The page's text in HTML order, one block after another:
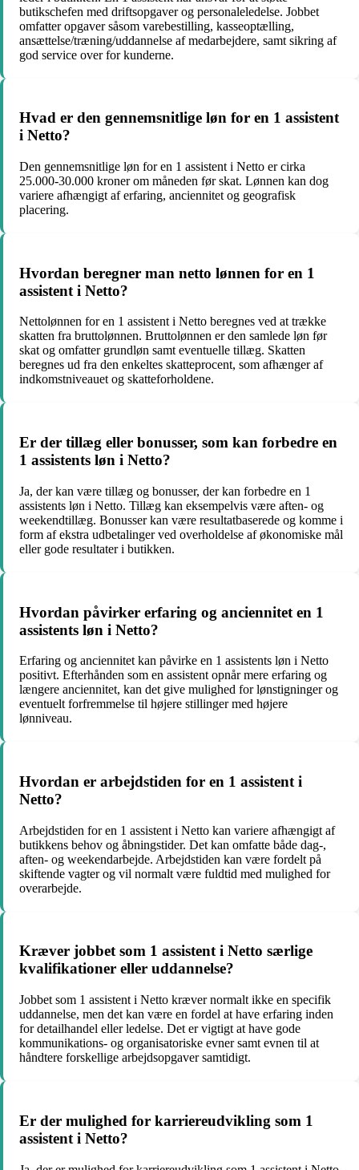
butikschefen med driftsopgaver og personaleledelse. Jobbet
omfatter opgaver såsom varebestilling, kasseoptælling,
ansættelse/træning/uddannelse af medarbejdere, samt sikring af
god service over for kunderne.
Hvad er den gennemsnitlige løn for en 1 assistent
i Netto?
Den gennemsnitlige løn for en 1 assistent i Netto er cirka
25.000-30.000 kroner om måneden før skat. Lønnen kan dog
variere afhængigt af erfaring, anciennitet og geografisk
placering.
Hvordan beregner man netto lønnen for en 1
assistent i Netto?
Nettolønnen for en 1 assistent i Netto beregnes ved at trække
skatten fra bruttolønnen. Bruttolønnen er den samlede løn før
skat og omfatter grundløn samt eventuelle tillæg. Skatten
beregnes ud fra den enkeltes skatteprocent, som afhænger af
indkomstniveauet og skatteforholdene.
Er der tillæg eller bonusser, som kan forbedre en
1 assistents løn i Netto?
Ja, der kan være tillæg og bonusser, der kan forbedre en 1
assistents løn i Netto. Tillæg kan eksempelvis være aften- og
weekendtillæg. Bonusser kan være resultatbaserede og komme i
form af ekstra udbetalinger ved overholdelse af økonomiske mål
eller gode resultater i butikken.
Hvordan påvirker erfaring og anciennitet en 1
assistents løn i Netto?
Erfaring og anciennitet kan påvirke en 1 assistents løn i Netto
positivt. Efterhånden som en assistent opnår mere erfaring og
længere anciennitet, kan det give mulighed for lønstigninger og
eventuelt forfremmelse til højere stillinger med højere
lønniveau.
Hvordan er arbejdstiden for en 1 assistent i
Netto?
Arbejdstiden for en 1 assistent i Netto kan variere afhængigt af
butikkens behov og åbningstider. Det kan omfatte både dag-,
aften- og weekendarbejde. Arbejdstiden kan være fordelt på
skiftende vagter og vil normalt være fuldtid med mulighed for
overarbejde.
Kræver jobbet som 1 assistent i Netto særlige
kvalifikationer eller uddannelse?
Jobbet som 1 assistent i Netto kræver normalt ikke en specifik
uddannelse, men det kan være en fordel at have erfaring inden
for detailhandel eller ledelse. Det er vigtigt at have gode
kommunikations- og organisatoriske evner samt evnen til at
håndtere forskellige arbejdsopgaver samtidigt.
Er der mulighed for karriereudvikling som 1
assistent i Netto?